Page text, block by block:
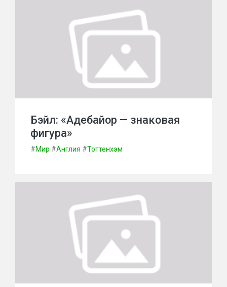
Бэйл: «Адебайор — знаковая
фигура»
#Мир #Англия #Тоттенхэм